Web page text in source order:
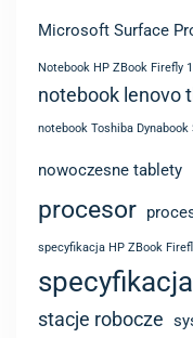
notebook Toshiba
nowoczesne tablety
procesor
stacje robocze
thinkpad Windows